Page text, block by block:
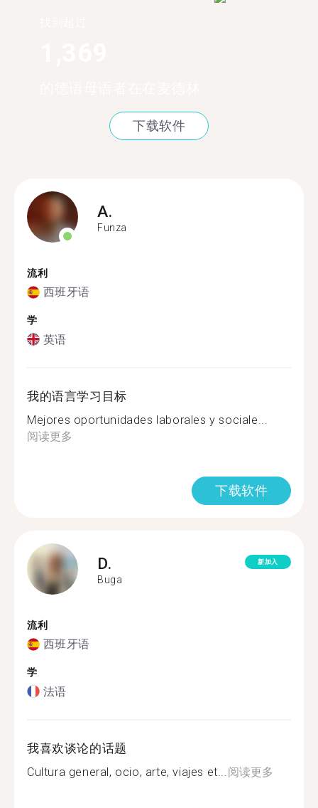
下载软件
A.
Funza
流利
西班牙语
学
英语
我的语言学习目标
Mejores oportunidades laborales y sociale...
阅读更多
下载软件
D.
Buga
新加入
流利
西班牙语
学
法语
我喜欢谈论的话题
Cultura general, ocio, arte, viajes et... 阅读更多